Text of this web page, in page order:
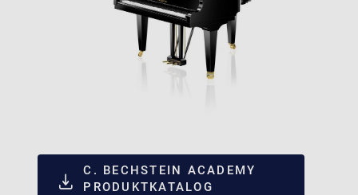
C. BECHSTEIN ACADEMY
PRODUKTKATALOG